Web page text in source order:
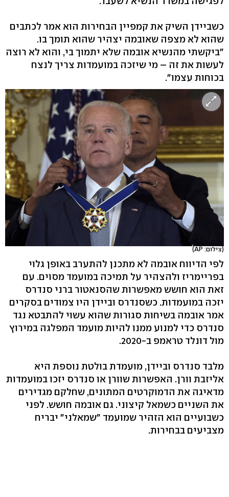
כשביידן השיק את קמפיין הבחירות הוא אמר לכתבים
שהוא לא מצפה שאובמה יצהיר שהוא תומך בו.
"ביקשתי מהנשיא אובמה שלא יתמוך בי, והוא לא רוצה
לעשות את זה – מי שיזכה במועמדות צריך לנצח
בכוחות עצמו".
(צילום: AP)
לפי הדיווח אובמה לא מתכנן להתערב באופן גלוי
בפריימריז ולהצהיר על תמיכה במועמד מסוים. עם
זאת הוא חושש מאפשרות שהסנאטור ברני סנדרס
יזכה במועמדות. כשסנדרס וביידן היו צמודים בסקרים
אמר אובמה בשיחות סגורות שהוא עשוי להתבטא נגד
סנדרס כדי למנוע ממנו להיות מועמד המפלגה במירוץ
מול דונלד טראמפ ב-2020.
מלבד סנדרס וביידן, מועמדת בולטת נוספת היא
אליזבת וורן. האפשרות שוורן או סנדרס יזכו במועמדות
מדאיגה את הדמוקרטים המתונים, שחלקם מגדירים
את השניים כשמאל קיצוני. גם אובמה חושש. לפני
כשבועיים הוא הזהיר שמועמד "שמאלני" יבריח
מצביעים בבחירות.